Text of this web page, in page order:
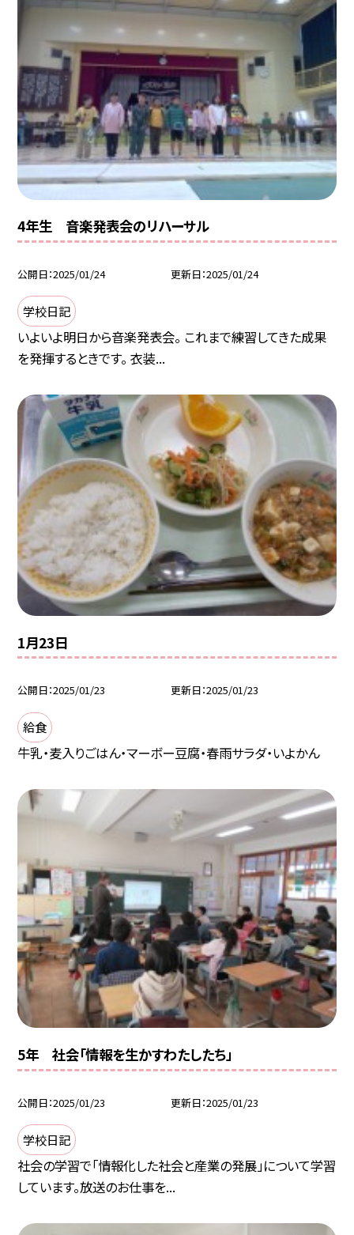
4年生 音楽発表会のリハーサル
公開日 2025/01/24 更新日 2025/01/24
学校日記
いよいよ明日から音楽発表会。 これまで練習してきた成果
を発揮するときです。 衣装...
1月23日
公開日 2025/01/23 更新日 2025/01/23
給食
牛乳・麦入りごはん・マーボー豆腐・春雨サラダ・いよかん
5年 社会「情報を生かすわたしたち」
公開日 2025/01/23 更新日 2025/01/23
学校日記
社会の学習で「情報化した社会と産業の発展」について学習
しています。放送のお仕事を...